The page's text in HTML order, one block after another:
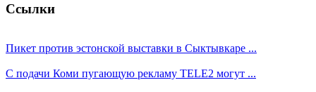
Ссылки
Пикет против эстонской выставки в Сыктывкаре ...
С подачи Коми пугающую рекламу TELE2 могут ...